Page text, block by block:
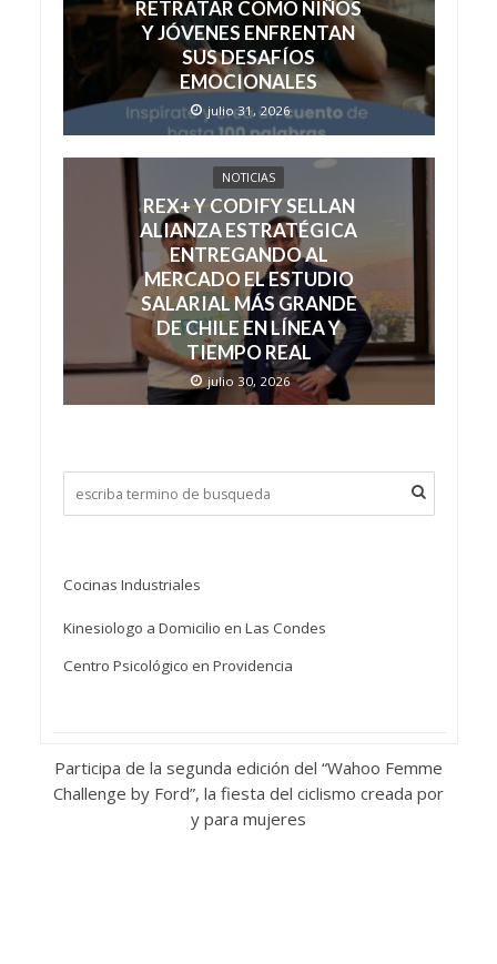
RETRATAR COMO NIÑOS
Y JÓVENES ENFRENTAN
SUS DESAFÍOS
EMOCIONALES
julio 31, 2026
NOTICIAS
REX+ Y CODIFY SELLAN
ALIANZA ESTRATÉGICA
ENTREGANDO AL
MERCADO EL ESTUDIO
SALARIAL MÁS GRANDE
DE CHILE EN LÍNEA Y
TIEMPO REAL
julio 30, 2026
Cocinas Industriales
Kinesiologo a Domicilio en Las Condes
Centro Psicológico en Providencia
Participa de la segunda edición del “Wahoo Femme
Challenge by Ford”, la fiesta del ciclismo creada por
y para mujeres